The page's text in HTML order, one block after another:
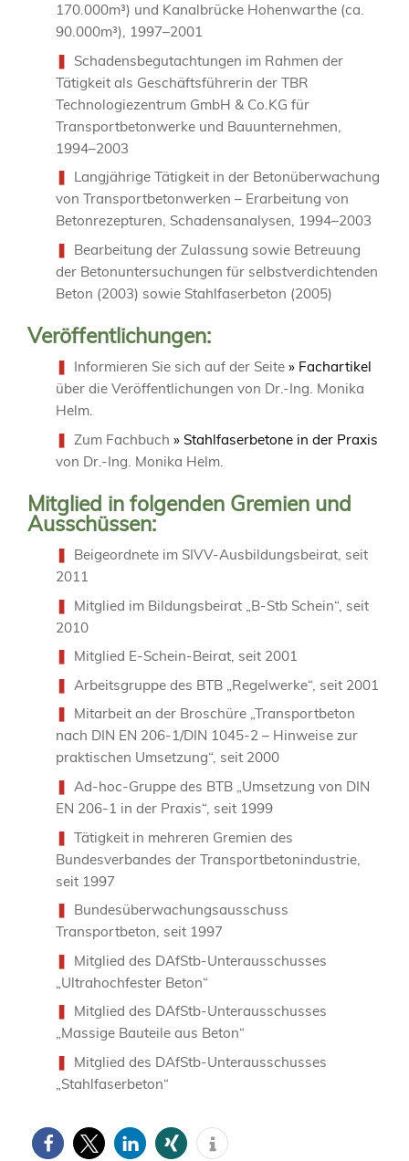
170.000m³) und Kanalbrücke Hohenwarthe (ca.
90.000m³), 1997–2001
Schadensbegutachtungen im Rahmen der
Tätigkeit als Geschäftsführerin der TBR
Technologiezentrum GmbH & Co.KG für
Transportbetonwerke und Bauunternehmen,
1994–2003
Langjährige Tätigkeit in der Betonüberwachung
von Transportbetonwerken – Erarbeitung von
Betonrezepturen, Schadensanalysen, 1994–2003
Bearbeitung der Zulassung sowie Betreuung
der Betonuntersuchungen für selbstverdichtenden
Beton (2003) sowie Stahlfaserbeton (2005)
Veröffentlichungen:
Informieren Sie sich auf der Seite» Fachartikel
über die Veröffentlichungen von Dr.-Ing. Monika
Helm.
Zum Fachbuch» Stahlfaserbetone in der Praxis
von Dr.-Ing. Monika Helm.
Mitglied in folgenden Gremien und
Ausschüssen:
Beigeordnete im SIVV-Ausbildungsbeirat, seit
2011
Mitglied im Bildungsbeirat „B-Stb Schein“, seit
2010
Mitglied E-Schein-Beirat, seit 2001
Arbeitsgruppe des BTB „Regelwerke“, seit 2001
Mitarbeit an der Broschüre „Transportbeton
nach DIN EN 206-1/DIN 1045-2 – Hinweise zur
praktischen Umsetzung“, seit 2000
Ad-hoc-Gruppe des BTB „Umsetzung von DIN
EN 206-1 in der Praxis“, seit 1999
Tätigkeit in mehreren Gremien des
Bundesverbandes der Transportbetonindustrie,
seit 1997
Bundesüberwachungsausschuss
Transportbeton, seit 1997
Mitglied des DAfStb-Unterausschusses
„Ultrahochfester Beton“
Mitglied des DAfStb-Unterausschusses
„Massige Bauteile aus Beton“
Mitglied des DAfStb-Unterausschusses
„Stahlfaserbeton“